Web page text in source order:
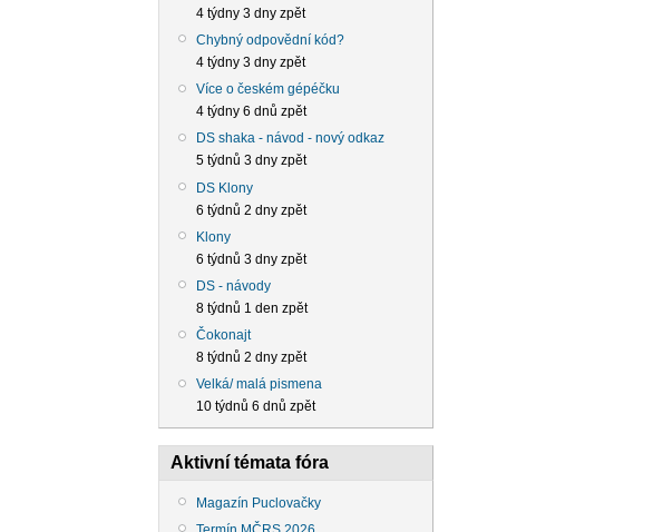
4 týdny 3 dny zpět
Chybný odpovědní kód?
4 týdny 3 dny zpět
Více o českém gépéčku
4 týdny 6 dnů zpět
DS shaka - návod - nový odkaz
5 týdnů 3 dny zpět
DS Klony
6 týdnů 2 dny zpět
Klony
6 týdnů 3 dny zpět
DS - návody
8 týdnů 1 den zpět
Čokonajt
8 týdnů 2 dny zpět
Velká/ malá pismena
10 týdnů 6 dnů zpět
Aktivní témata fóra
Magazín Puclovačky